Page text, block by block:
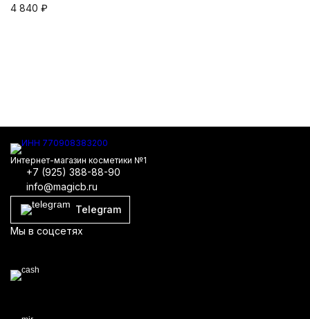
4 840 ₽
Интернет-магазин косметики №1
+7 (925) 388-88-90
info@magicb.ru
Telegram
Мы в соцсетях